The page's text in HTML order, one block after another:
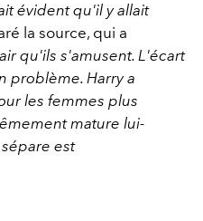
évident qu'il y allait
la source, qui a
qu'ils s'amusent. L'écart
problème. Harry a
les femmes plus
mature lui-
est